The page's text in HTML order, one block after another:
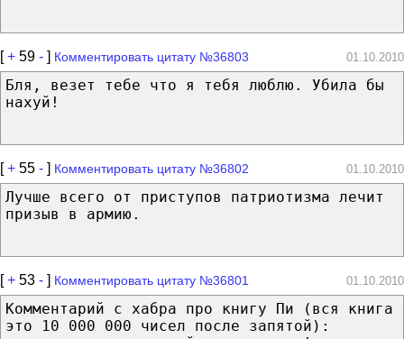
[+ 59 - ] Комментировать цитату №36803 01.10.2010
Бля, везет тебе что я тебя люблю. Убила бы
нахуй!
[+ 55 - ] Комментировать цитату №36802 01.10.2010
Лучше всего от приступов патриотизма лечит
призыв в армию.
[+ 53 - ] Комментировать цитату №36801 01.10.2010
Комментарий с хабра про книгу Пи (вся книга
это 10 000 000 чисел после запятой):